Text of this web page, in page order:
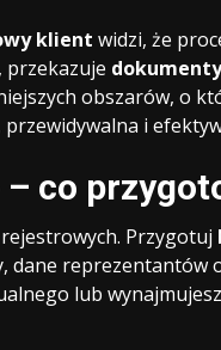
klient widzi, że
przekazuje
obszarów, o
przewidywalna i
co
Przygotuj
dane reprezentantów
lub wynajmujesz